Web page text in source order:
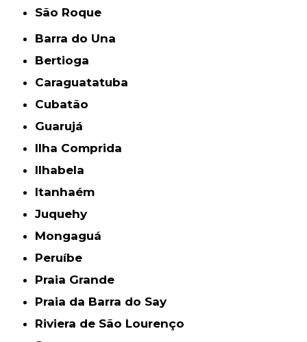
São Roque
Barra do Una
Bertioga
Caraguatatuba
Cubatão
Guarujá
Ilha Comprida
Ilhabela
Itanhaém
Juquehy
Mongaguá
Peruíbe
Praia Grande
Praia da Barra do Say
Riviera de São Lourenço